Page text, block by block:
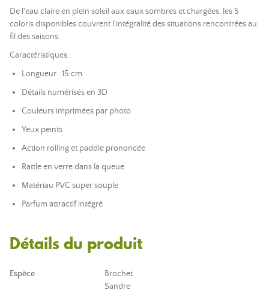
De l'eau claire en plein soleil aux eaux sombres et chargées, les 5
coloris disponibles couvrent l'intégralité des situations rencontrées au
fil des saisons.
Caractéristiques :
Longueur : 15 cm
Détails numérisés en 3D
Couleurs imprimées par photo
Yeux peints
Action rolling et paddle prononcée
Rattle en verre dans la queue
Matériau PVC super souple
Parfum attractif intégré
Détails du produit
Espèce
Brochet
Sandre